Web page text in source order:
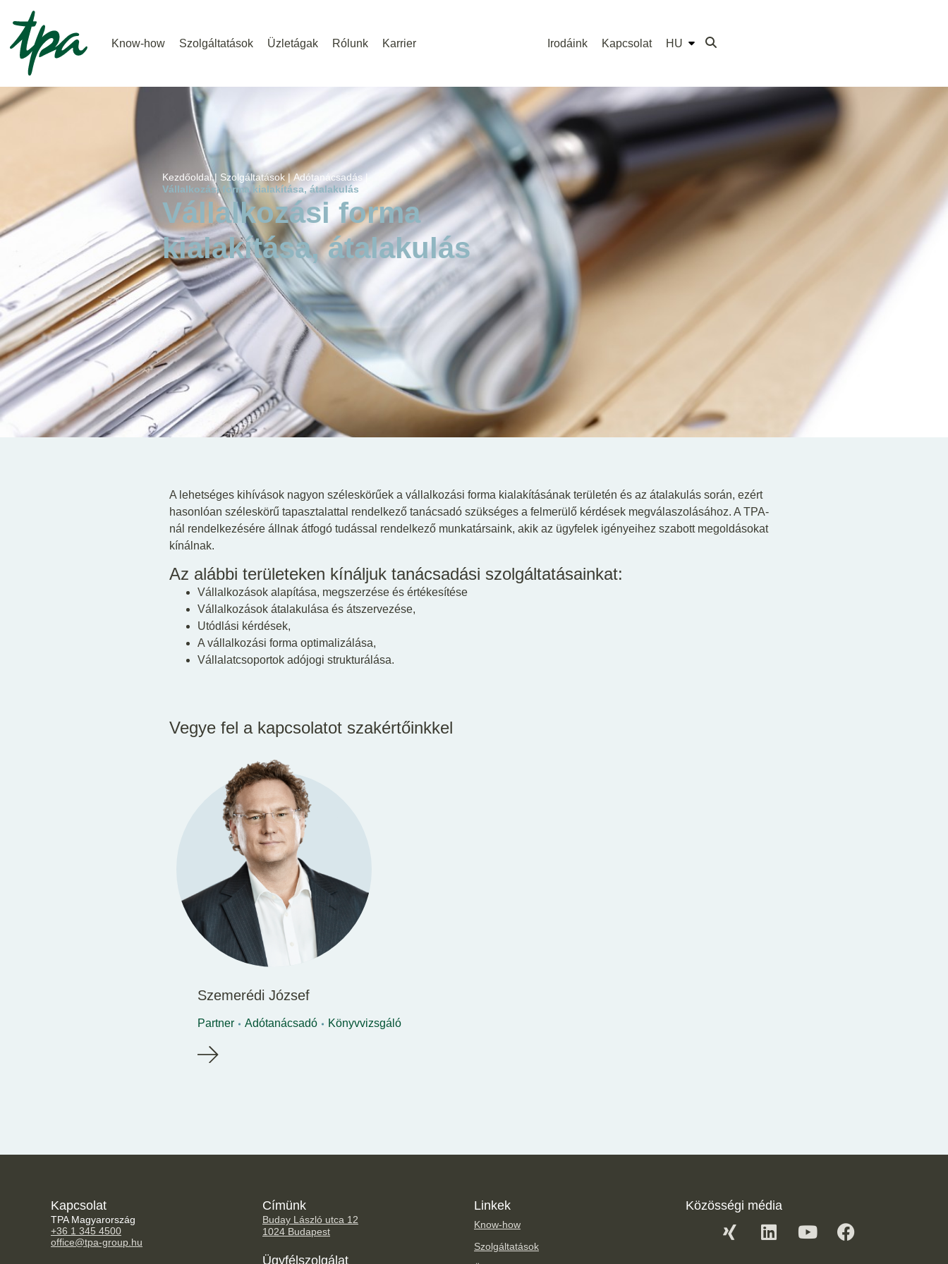
Know-how Szolgáltatások Üzletágak Rólunk Karrier Kapcsolat
Irodáink HU
Kezdőoldal | Szolgáltatások |Adótanácsadás |
Vállalkozási forma kialakítása, átalakulás
Vállalkozási forma
kialakítása, átalakulás
A lehetséges kihívások nagyon széleskörűek a vállalkozási forma kialakításának területén és az átalakulás során, ezért
hasonlóan széleskörű tapasztalattal rendelkező tanácsadó szükséges a felmerülő kérdések megválaszolásához. A TPA-
nál rendelkezésére állnak átfogó tudással rendelkező munkatársaink, akik az ügyfelek igényeihez szabott megoldásokat
kínálnak.
Az alábbi területeken kínáljuk tanácsadási szolgáltatásainkat:
Vállalkozások alapítása, megszerzése és értékesítése
Vállalkozások átalakulása és átszervezése,
Utódlási kérdések,
A vállalkozási forma optimalizálása,
Vállalatcsoportok adójogi strukturálása.
Vegye fel a kapcsolatot szakértőinkkel
Szemerédi József
Partner Adótanácsadó Könyvvizsgáló
Kapcsolat
TPA Magyarország
+36 1 345 4500
office@tpa-group.hu
Címünk
Buday László utca 12
1024 Budapest
Ügyfélszolgálat
Linkek
Know-how
Szolgáltatások
Közösségi média